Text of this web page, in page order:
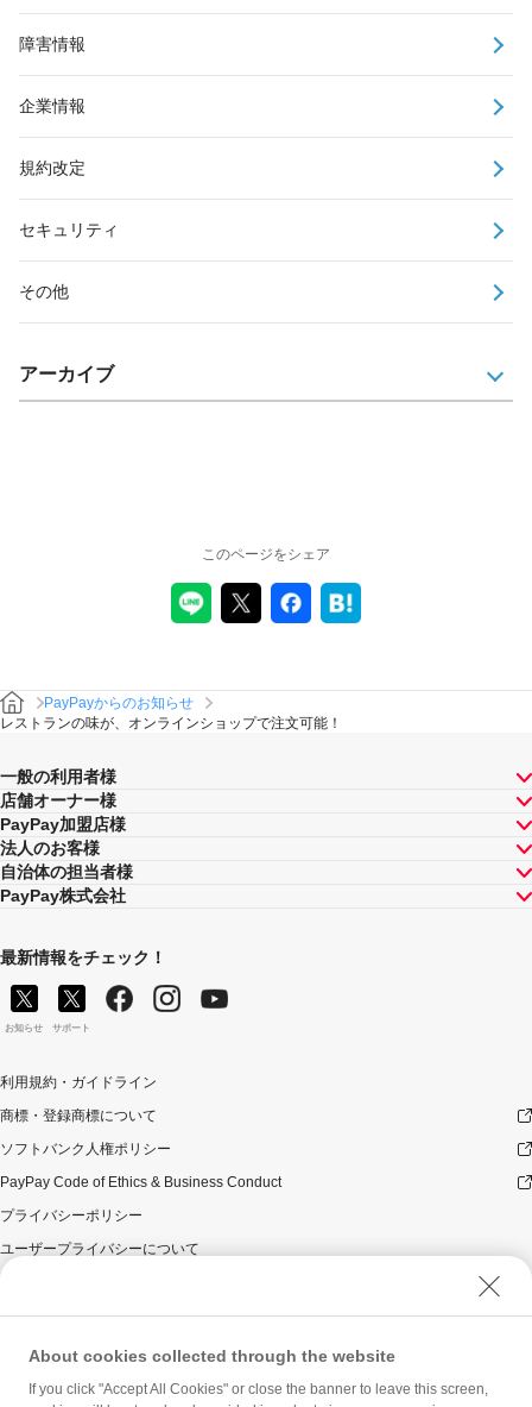
障害情報
企業情報
規約改定
セキュリティ
その他
アーカイブ
このページをシェア
PayPayからのお知らせ
レストランの味が、オンラインショップで注文可能！
一般の利用者様
店舗オーナー様
PayPay加盟店様
法人のお客様
自治体の担当者様
PayPay株式会社
最新情報をチェック！
お知らせ サポート
利用規約・ガイドライン
商標・登録商標について
ソフトバンク人権ポリシー
PayPay Code of Ethics & Business Conduct
プライバシーポリシー
ユーザープライバシーについて
ウェブサイト利用規約
反社会的勢力に対する方針
勧誘方針
About cookies collected through the website
If you click "Accept All Cookies" or close the banner to leave this screen,